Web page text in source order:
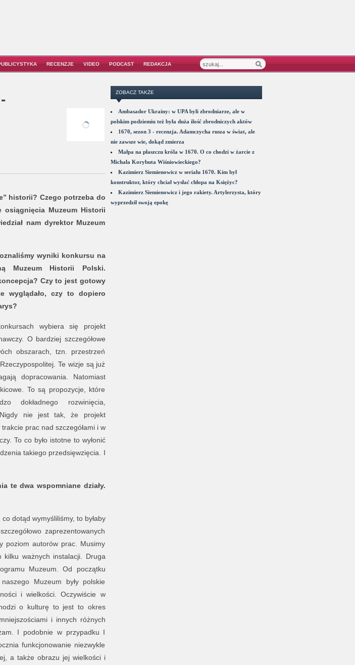
RECENZJE VIDEO PODCAST REDAKCJA
historii? Czego potrzeba do
osiągnięcia Muzeum Historii
nam dyrektor Muzeum
wyniki konkursu na
Muzeum Historii Polski.
Czy to jest gotowy
wyglądało, czy to dopiero
wybiera się projekt
O bardziej szczegółowe
obszarach, tzn. przestrzeń
Te wizje są już
dopracowania. Natomiast
To są propozycje, które
dokładnego rozwinięcia,
nie jest tak, że projekt
prac nad szczegółami i w
To co było istotne to wyłonić
takiego przedsięwzięcia. I
te dwa wspomniane działy.
dotąd wymyśliliśmy, to byłaby
zaprezentowanych
poziom autorów prac. Musimy
kilku ważnych instalacji. Druga
Muzeum. Od początku
Muzeum były polskie
i wielkości. Oczywiście w
o kulturę to jest to okres
i innych różnych
I podobnie w przypadku I
funkcjonowanie niezwykle
a także obrazu jej wielkości i
ZOBACZ TAKŻE
Ambasador Ukrainy: w UPA byli zbrodniarze, ale w
polskim podziemiu też była duża ilość zbrodniczych aktów
1670, sezon 3 - recenzja. Adamczycha rusza w świat, ale
nie zawsze wie, dokąd zmierza
Małpa na płaszczu króla w 1670. O co chodzi w żarcie z
Michała Korybuta Wiśniowieckiego?
Kazimierz Siemienowicz w serialu 1670. Kim był
konstruktor, który chciał wysłać chłopa na Księżyc?
Kazimierz Siemienowicz i jego rakiety. Artylerzysta, który
wyprzedził swoją epokę